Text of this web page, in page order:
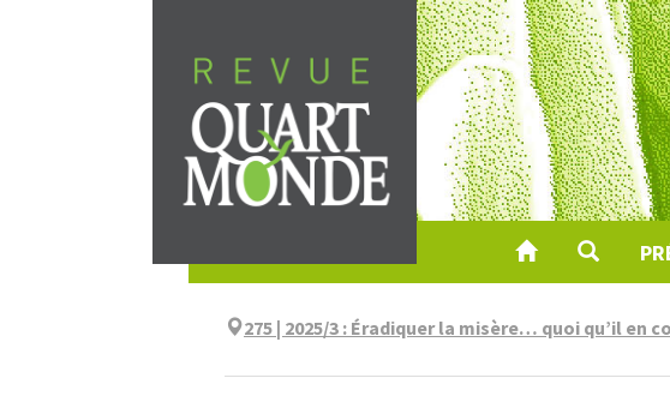
au
contenu
275 | 2025/3 : Éradiquer la misère… quoi qu’il en